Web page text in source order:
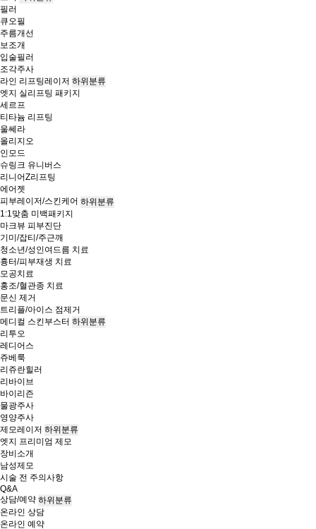
필러
큐오필
주름개선
보조개
입술필러
조각주사
라인 리프팅레이저 하위분류
엣지 실리프팅 패키지
세르프
티타늄 리프팅
울쎄라
올리지오
인모드
슈링크 유니버스
리니어Z리프팅
에어젯
피부레이저/스킨케어 하위분류
1:1맞춤 미백패키지
마크뷰 피부진단
기미/잡티/주근깨
청소년/성인여드름 치료
흉터/피부재생 치료
모공치료
홍조/혈관종 치료
문신 제거
트리플/아이스 점제거
메디컬 스킨부스터 하위분류
리투오
레디어스
쥬베룩
리쥬란힐러
리바이브
바이리즌
물광주사
영양주사
제모레이저 하위분류
엣지 프리미엄 제모
장비소개
남성제모
시술 전 주의사항
Q&A
상담/예약 하위분류
온라인 상담
온라인 예약